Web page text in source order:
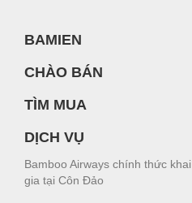
BAMIEN
CHÀO BÁN
TÌM MUA
DỊCH VỤ
Bamboo Airways chính thức
gia tại Côn Đảo